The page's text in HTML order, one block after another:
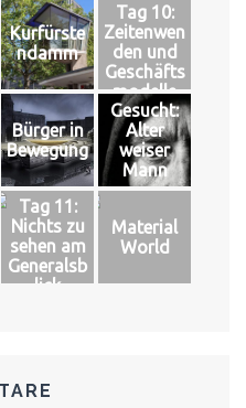
Kurfürste
ndamm
Tag 10:
Zeitenwen
den und
Geschäfts
modelle
Bürger in
Bewegung
Gesucht:
Alter
weiser
Mann
Tag 11:
Nichts zu
sehen am
Generalsb
lick
Material
World